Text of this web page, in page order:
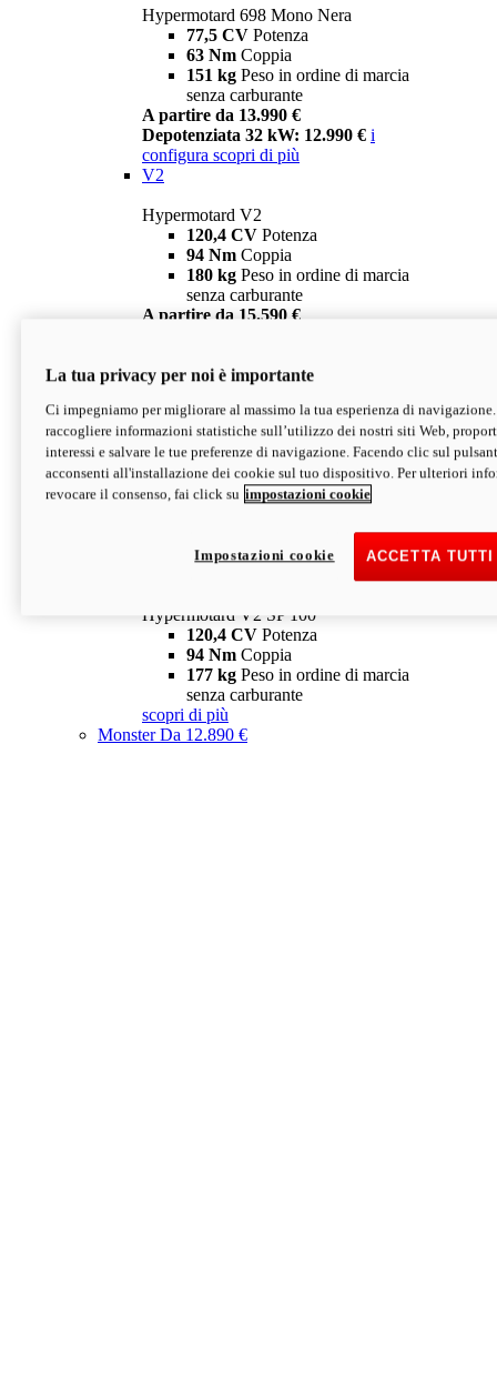
Hypermotard 698 Mono Nera
77,5 CV Potenza
63 Nm Coppia
151 kg Peso in ordine di marcia
senza carburante
A partire da 13.990 €
Depotenziata 32 kW: 12.990 € i
configura scopri di più
V2
Hypermotard V2
120,4 CV Potenza
94 Nm Coppia
180 kg Peso in ordine di marcia
senza carburante
A partire da 15.590 €
V2 SP
Hypermotard V2 SP
120,4 CVPotenza
94 NmCoppia
177 kgPeso in ordine di marcia
senza carburante
Depotenziata 35 kW: 18.890 € i
configura scopri di più
Hypermotard V2 SP 100
120,4 CV Potenza
94 Nm Coppia
177 kg Peso in ordine di marcia
senza carburante
scopri di più
MonsterDa 12.890 €
La tua privacy per noi è importante
Ci impegniamo per migliorare al massimo la tua esperienza di
raccogliere informazioni statistiche sull’utilizzo dei nostri siti Web,
interessi e salvare le tue preferenze di navigazione. Facendo clic sul
acconsenti all'installazione dei cookie sul tuo dispositivo. Per ulteriori
revocare il consenso, fai click su impostazioni cookie
ACCETTA
Impostazioni cookie